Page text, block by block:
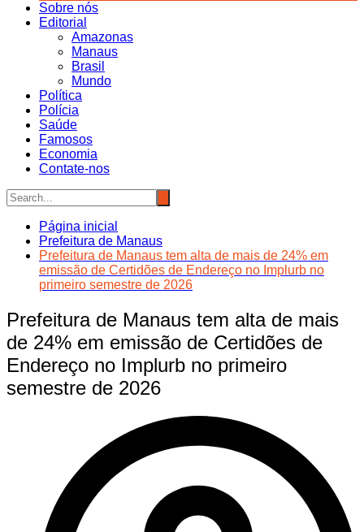
Sobre nós
Editorial
Amazonas
Manaus
Brasil
Mundo
Política
Polícia
Saúde
Famosos
Economia
Contate-nos
Página inicial
Prefeitura de Manaus
Prefeitura de Manaus tem alta de mais de 24% em
emissão de Certidões de Endereço no Implurb no
primeiro semestre de 2026
Prefeitura de Manaus tem alta de mais
de 24% em emissão de Certidões de
Endereço no Implurb no primeiro
semestre de 2026